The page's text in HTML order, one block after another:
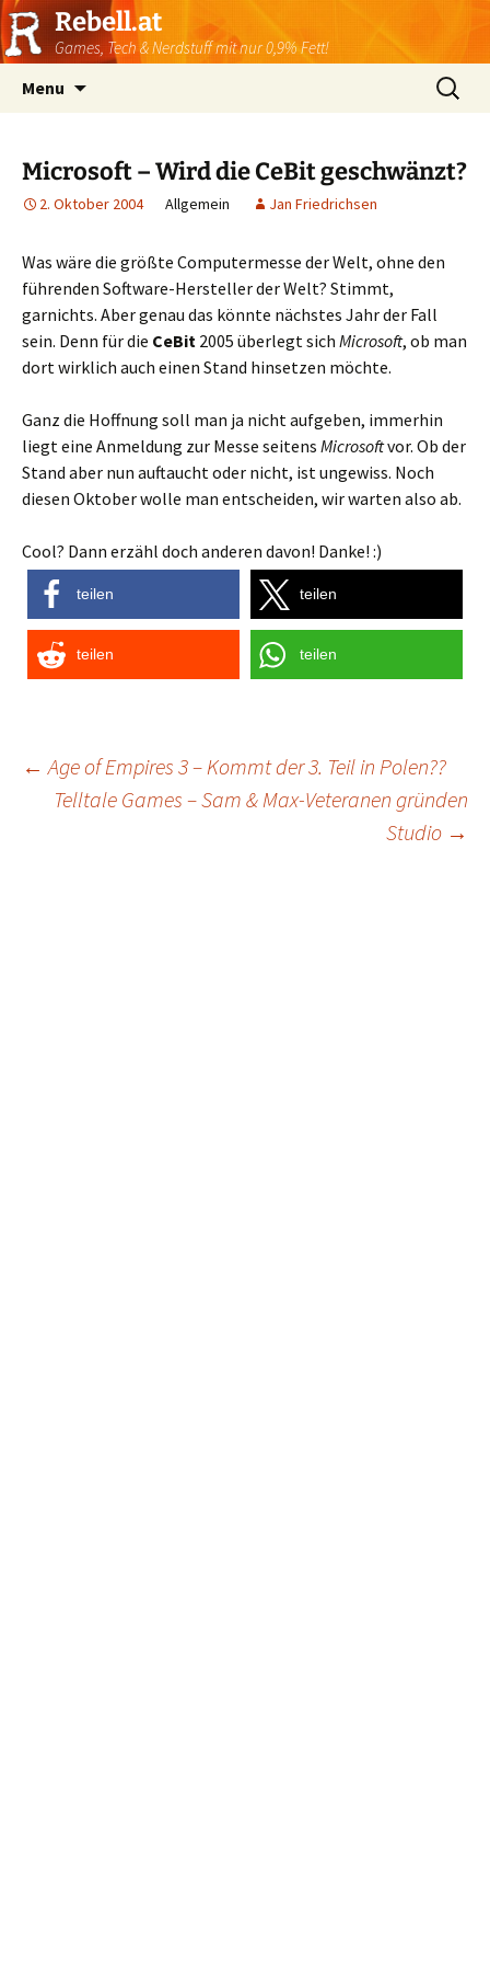
Rebell.at
Games, Tech & Nerdstuff mit nur 0,9% Fett!
Menu
Suchen
nach:
Microsoft – Wird die CeBit geschwänzt?
2. Oktober 2004 Allgemein Jan Friedrichsen
Was wäre die größte Computermesse der Welt, ohne den
führenden Software-Hersteller der Welt? Stimmt,
garnichts. Aber genau das könnte nächstes Jahr der Fall
sein. Denn für die CeBit 2005 überlegt sich Microsoft, ob man
dort wirklich auch einen Stand hinsetzen möchte.
Ganz die Hoffnung soll man ja nicht aufgeben, immerhin
liegt eine Anmeldung zur Messe seitens Microsoftvor. Ob der
Stand aber nun auftaucht oder nicht, ist ungewiss. Noch
diesen Oktober wolle man entscheiden, wir warten also ab.
Cool? Dann erzähl doch anderen davon! Danke! :)
teilen teilen
teilen teilen
Post
← Age of Empires 3 – Kommt der 3. Teil in Polen??
Telltale Games – Sam & Max-Veteranen gründen
Studio →